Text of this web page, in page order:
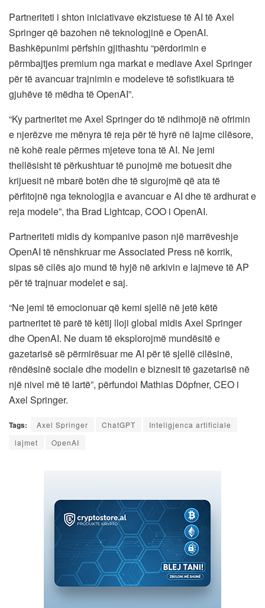
Partneriteti i shton iniciativave ekzistuese të AI të Axel
Springer që bazohen në teknologjinë e OpenAI.
Bashkëpunimi përfshin gjithashtu “përdorimin e
përmbajtjes premium nga markat e mediave Axel Springer
për të avancuar trajnimin e modeleve të sofistikuara të
gjuhëve të mëdha të OpenAI”.
“Ky partneritet me Axel Springer do të ndihmojë në ofrimin
e njerëzve me mënyra të reja për të hyrë në lajme cilësore,
në kohë reale përmes mjeteve tona të AI. Ne jemi
thellësisht të përkushtuar të punojmë me botuesit dhe
krijuesit në mbarë botën dhe të sigurojmë që ata të
përfitojnë nga teknologjia e avancuar e AI dhe të ardhurat e
reja modele”, tha Brad Lightcap, COO i OpenAI.
Partneriteti midis dy kompanive pason një marrëveshje
OpenAI të nënshkruar me Associated Press në korrik,
sipas së cilës ajo mund të hyjë në arkivin e lajmeve të AP
për të trajnuar modelet e saj.
“Ne jemi të emocionuar që kemi sjellë në jetë këtë
partneritet të parë të këtij lloji global midis Axel Springer
dhe OpenAI. Ne duam të eksplorojmë mundësitë e
gazetarisë së përmirësuar me AI për të sjellë cilësinë,
rëndësinë sociale dhe modelin e biznesit të gazetarisë në
një nivel më të lartë”, përfundoi Mathias Döpfner, CEO i
Axel Springer.
Tags: Axel Springer ChatGPT
Inteligjenca artificiale
lajmet
OpenAI